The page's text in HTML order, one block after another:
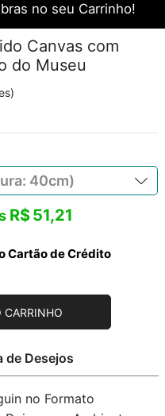
no seu Carrinho!
Canvas com
do Museu
R$51,21
Cartão de Crédito
CARRINHO
de Desejos
no Formato